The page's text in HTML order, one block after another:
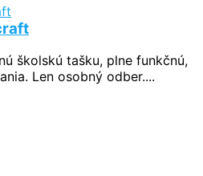
školskú tašku, plne funkčnú,
Len osobný odber....